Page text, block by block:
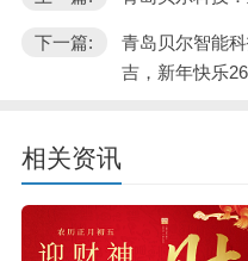
下一篇:
青岛贝尔智能
吉，新年快乐
相关资讯